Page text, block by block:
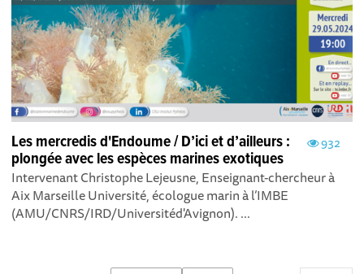
932
Les mercredis d'Endoume / D’ici et d’ailleurs :
plongée avec les espèces marines exotiques
Intervenant Christophe Lejeusne, Enseignant-chercheur à
Aix Marseille Université, écologue marin à l’IMBE
(AMU/CNRS/IRD/Universitéd'Avignon). ...